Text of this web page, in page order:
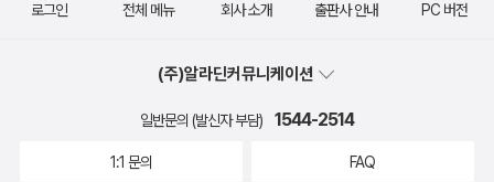
로그인 전체 메뉴 회사 소개 출판사 안내 PC 버전
(주)알라딘커뮤니케이션
일반문의 (발신자 부담) 1544-2514
1:1 문의 FAQ